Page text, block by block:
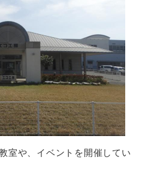
室や、イベントを開催してい